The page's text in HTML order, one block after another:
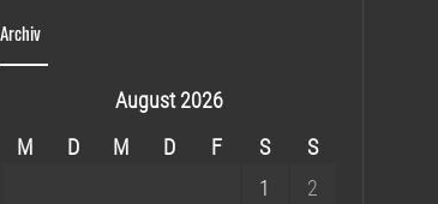
Archiv
August 2026
M
D M D F S
S
1
2